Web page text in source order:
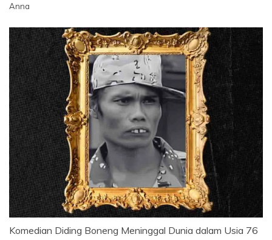
Anna
Komedian Diding Boneng Meninggal Dunia dalam Usia 76